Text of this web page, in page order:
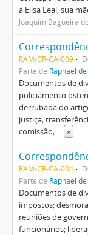
à Elisa Leal, sua
Joaquim Bagueira
RAM-CR-CA-009
Parte de Raphael
Documentos de
policiamento
derrubada do
justiça;
comissão; ... »
RAM-CR-CA-004
Parte de Raphael
Documentos de
impostos;
reuniões de
funcionários;